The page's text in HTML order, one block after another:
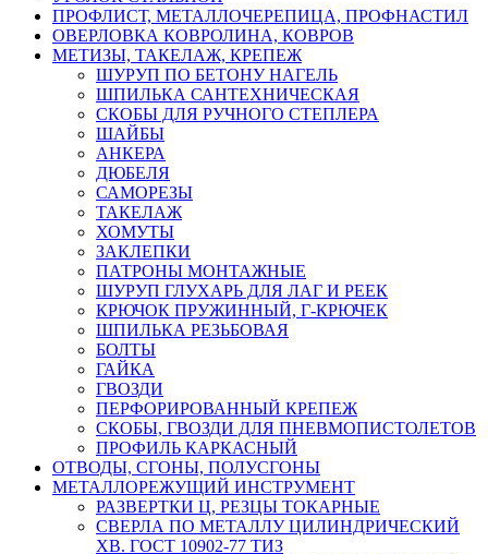
ПРОФЛИСТ, МЕТАЛЛОЧЕРЕПИЦА, ПРОФНАСТИЛ
ОВЕРЛОВКА КОВРОЛИНА, КОВРОВ
МЕТИЗЫ, ТАКЕЛАЖ, КРЕПЕЖ
ШУРУП ПО БЕТОНУ НАГЕЛЬ
ШПИЛЬКА САНТЕХНИЧЕСКАЯ
СКОБЫ ДЛЯ РУЧНОГО СТЕПЛЕРА
ШАЙБЫ
АНКЕРА
ДЮБЕЛЯ
САМОРЕЗЫ
ТАКЕЛАЖ
ХОМУТЫ
ЗАКЛЕПКИ
ПАТРОНЫ МОНТАЖНЫЕ
ШУРУП ГЛУХАРЬ ДЛЯ ЛАГ И РЕЕК
КРЮЧОК ПРУЖИННЫЙ, Г-КРЮЧЕК
ШПИЛЬКА РЕЗЬБОВАЯ
БОЛТЫ
ГАЙКА
ГВОЗДИ
ПЕРФОРИРОВАННЫЙ КРЕПЕЖ
СКОБЫ, ГВОЗДИ ДЛЯ ПНЕВМОПИСТОЛЕТОВ
ПРОФИЛЬ КАРКАСНЫЙ
ОТВОДЫ, СГОНЫ, ПОЛУСГОНЫ
МЕТАЛЛОРЕЖУЩИЙ ИНСТРУМЕНТ
РАЗВЕРТКИ Ц, РЕЗЦЫ ТОКАРНЫЕ
СВЕРЛА ПО МЕТАЛЛУ ЦИЛИНДРИЧЕСКИЙ
ХВ. ГОСТ 10902-77 ТИЗ